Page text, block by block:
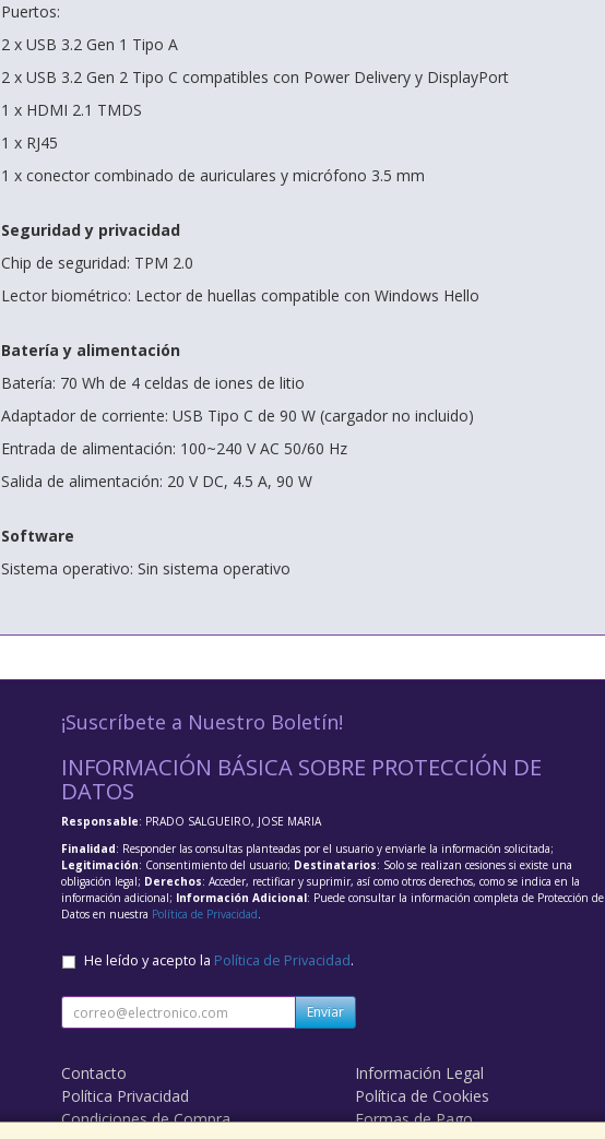
Puertos:
2 x USB 3.2 Gen 1 Tipo A
2 x USB 3.2 Gen 2 Tipo C compatibles con Power Delivery y DisplayPort
1 x HDMI 2.1 TMDS
1 x RJ45
1 x conector combinado de auriculares y micrófono 3.5 mm
Seguridad y privacidad
Chip de seguridad: TPM 2.0
Lector biométrico: Lector de huellas compatible con Windows Hello
Batería y alimentación
Batería: 70 Wh de 4 celdas de iones de litio
Adaptador de corriente: USB Tipo C de 90 W (cargador no incluido)
Entrada de alimentación: 100~240 V AC 50/60 Hz
Salida de alimentación: 20 V DC, 4.5 A, 90 W
Software
Sistema operativo: Sin sistema operativo
¡Suscríbete a Nuestro Boletín!
INFORMACIÓN BÁSICA SOBRE PROTECCIÓN DE
DATOS
Responsable: PRADO SALGUEIRO, JOSE MARIA
Finalidad: Responder las consultas planteadas por el usuario y enviarle la información solicitada;
Legitimación: Consentimiento del usuario; Destinatarios: Solo se realizan cesiones si existe una
obligación legal; Derechos: Acceder, rectificar y suprimir, así como otros derechos, como se indica en la
información adicional; Información Adicional: Puede consultar la información completa de Protección de
Datos en nuestra Política de Privacidad.
He leído y acepto la Política de Privacidad.
Enviar
Contacto
Información Legal
Política Privacidad
Política de Cookies
Condiciones de Compra
Formas de Pago